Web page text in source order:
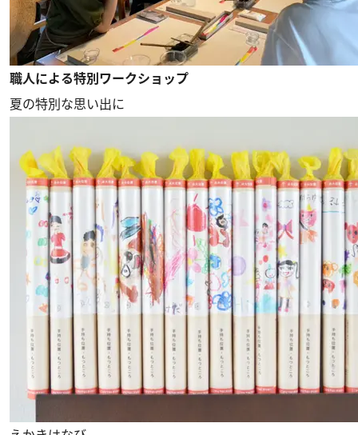
職人による特別ワークショップ
夏の特別な思い出に